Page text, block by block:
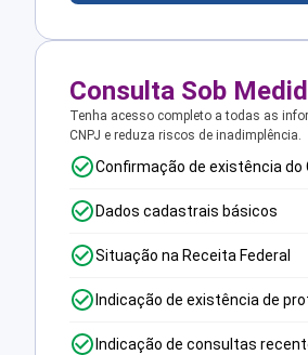
Consulta Sob
Tenha acesso completo a todas as
CNPJ e reduza riscos de inadimplência.
Confirmação de existência do
Dados cadastrais básicos
Situação na Receita Federal
Indicação de existência de
Indicação de consultas